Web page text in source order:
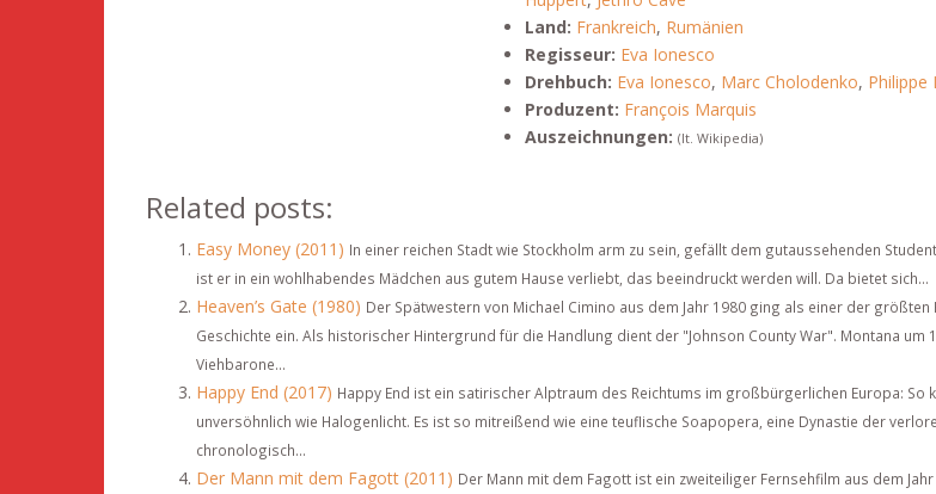
Land: Frankreich, Rumänien
Regisseur: Eva Ionesco
Drehbuch: Eva Ionesco, Marc Cholodenko, Philippe
Produzent: François Marquis
Auszeichnungen: (lt. Wikipedia)
Related posts:
Easy Money (2011) In einer reichen Stadt wie Stockholm arm zu sein, gefällt dem gutaussehenden
ist er in ein wohlhabendes Mädchen aus gutem Hause verliebt, das beeindruckt werden will. Da bietet sich...
Heaven’s Gate (1980) Der Spätwestern von Michael Cimino aus dem Jahr 1980 ging als einer der
Geschichte ein. Als historischer Hintergrund für die Handlung dient der "Johnson County War". Montana um
Viehbarone...
Happy End (2017) Happy End ist ein satirischer Alptraum des Reichtums im großbürgerlichen Europa: So
unversöhnlich wie Halogenlicht. Es ist so mitreißend wie eine teuflische Soapopera, eine Dynastie der
chronologisch...
Der Mann mit dem Fagott (2011) Der Mann mit dem Fagott ist ein zweiteiliger Fernsehfilm aus dem